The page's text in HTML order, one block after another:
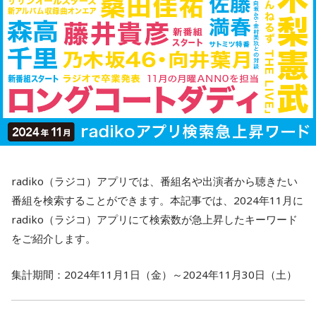
radiko（ラジコ）アプリでは、番組名や出演者から聴きたい
番組を検索することができます。本記事では、2024年11月に
radiko（ラジコ）アプリにて検索数が急上昇したキーワード
をご紹介します。
集計期間：2024年11月1日（金）～2024年11月30日（土）